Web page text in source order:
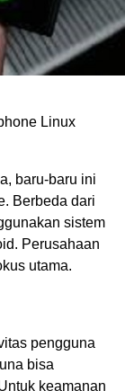
Linux
baru-baru ini
Berbeda dari
sistem
Perusahaan
utama.
pengguna
bisa
keamanan